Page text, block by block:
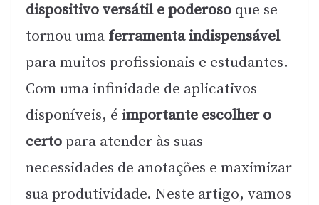
dispositivo versátil e poderoso que se
tornou uma ferramenta indispensável
para muitos profissionais e estudantes.
Com uma infinidade de aplicativos
disponíveis, é importante escolher o
certopara atender às suas
necessidades de anotações e maximizar
sua produtividade. Neste artigo, vamos